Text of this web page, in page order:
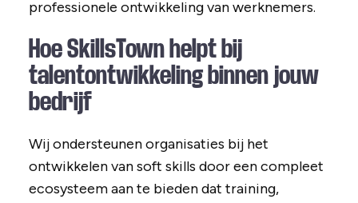
professionele ontwikkeling van werknemers.
Hoe SkillsTown helpt bij
talentontwikkeling binnen jouw
bedrijf
Wij ondersteunen organisaties bij het
ontwikkelen van soft skills door een compleet
ecosysteem aan te bieden dat training,